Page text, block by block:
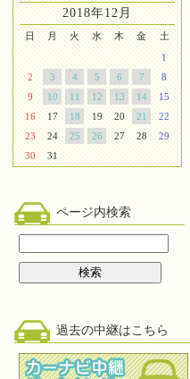
2018年12月
日 月 火 水 木 金
土
1
2
3 4 5 6 7
8
9
10 11 12 13 14
15
16
17 18 19 20 21
22
23
24 25 26 27 28
29
30
31
ページ内検索
過去の中継はこちら